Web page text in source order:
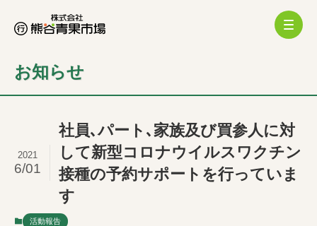
お知らせ
社員､パート､家族及び買参人に対
して新型コロナウイルスワクチン
接種の予約サポートを行っていま
す
2021
6/01
活動報告